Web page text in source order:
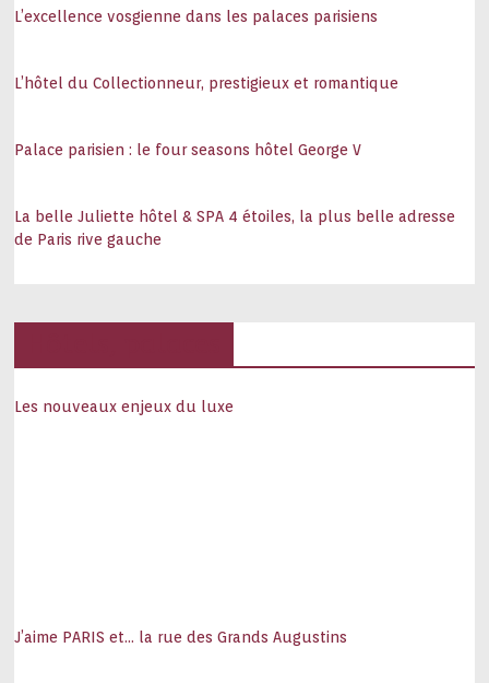
L’excellence vosgienne dans les palaces parisiens
L’hôtel du Collectionneur, prestigieux et romantique
Palace parisien : le four seasons hôtel George V
La belle Juliette hôtel & SPA 4 étoiles, la plus belle adresse
de Paris rive gauche
Les nouveaux enjeux du luxe
J’aime PARIS et… la rue des Grands Augustins